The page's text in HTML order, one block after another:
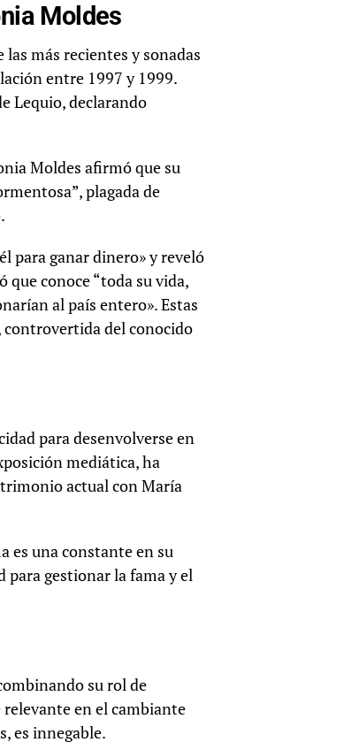
Moldes
más recientes y sonadas
entre 1997 y 1999.
Lequio, declarando
Moldes afirmó que su
plagada de
para ganar dinero» y reveló
que conoce “toda su vida,
al país entero». Estas
controvertida del conocido
para desenvolverse en
mediática, ha
actual con María
es una constante en su
para gestionar la fama y el
su rol de
en el cambiante
es innegable.